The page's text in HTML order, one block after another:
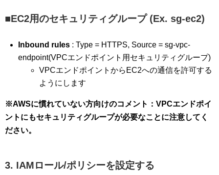
■EC2用のセキュリティグループ (Ex. sg-ec2)
Inbound rules : Type = HTTPS, Source = sg-vpc-
endpoint(VPCエンドポイント用セキュリティグループ)
VPCエンドポイントからEC2への通信を許可する
ようにします
※AWSに慣れていない方向けのコメント：VPCエンドポイ
ントにもセキュリティグループが必要なことに注意してく
ださい。
3. IAMロール/ポリシーを設定する